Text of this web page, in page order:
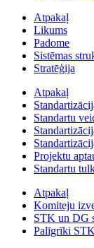
Atpakaļ
Likums
Padome
Sistēmas
Stratēģija
Atpakaļ
Standartu
Projektu
Standartu
Atpakaļ
Komiteju
STK un DG
Palīgrīki